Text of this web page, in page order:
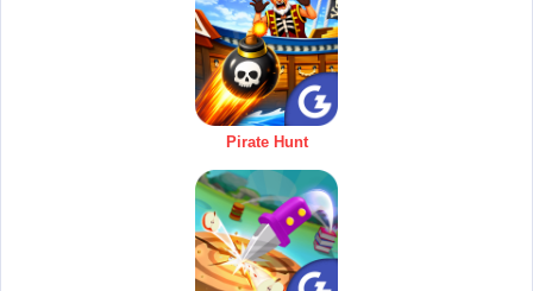
Pirate Hunt